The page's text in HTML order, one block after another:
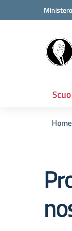
Vai ai contenuti
Vai al menu di
Home